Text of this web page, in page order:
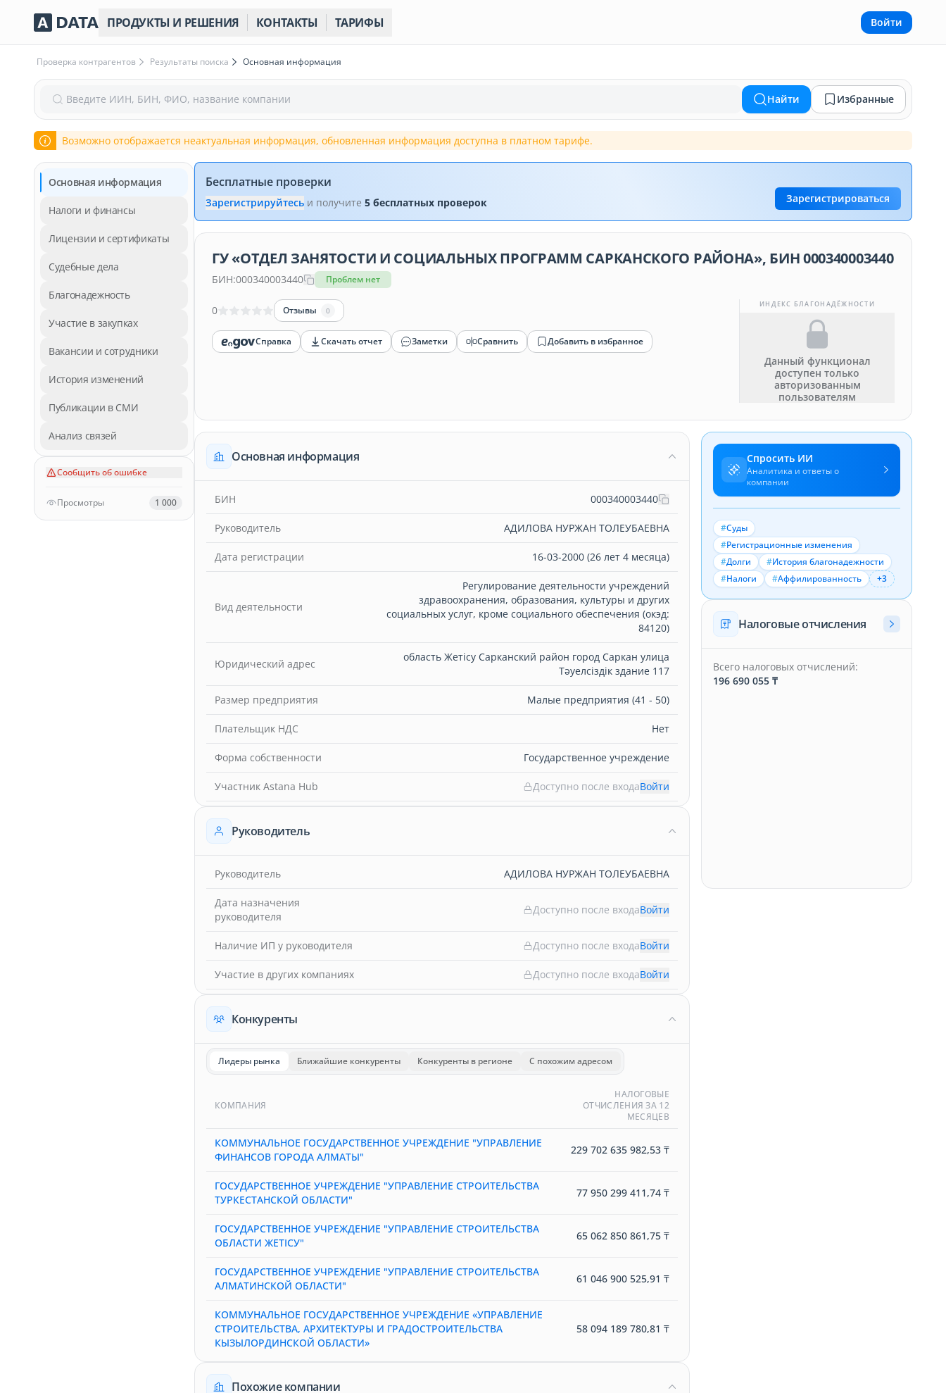
ПРОДУКТЫ И РЕШЕНИЯ КОНТАКТЫ ТАРИФЫ Войти
Проверка контрагентов Результаты поиска Основная информация
Введите ИИН, БИН, ФИО, название компании Найти Избранные
Возможно отображается неактуальная информация, обновленная информация доступна в платном тарифе.
Основная информация
Налоги и финансы
Лицензии и сертификаты
Судебные дела
Благонадежность
Участие в закупках
Вакансии и сотрудники
История изменений
Публикации в СМИ
Анализ связей
Сообщить об ошибке
Просмотры 1 000
Бесплатные проверки
Зарегистрируйтесь и получите 5 бесплатных проверок Зарегистрироваться
ГУ «ОТДЕЛ ЗАНЯТОСТИ И СОЦИАЛЬНЫХ ПРОГРАММ САРКАНСКОГО РАЙОНА», БИН 000340003440
БИН:000340003440 Проблем нет
0 Отзывы 0
Справка Скачать отчет Заметки Сравнить Добавить в избранное
ИНДЕКС БЛАГОНАДЁЖНОСТИ
Данный функционал
доступен только
авторизованным
пользователям
Основная информация
БИН 000340003440
Руководитель АДИЛОВА НУРЖАН ТОЛЕУБАЕВНА
Дата регистрации 16-03-2000 (26 лет 4 месяца)
Вид деятельности
Регулирование деятельности учреждений
здравоохранения, образования, культуры и других
социальных услуг, кроме социального обеспечения (окэд:
84120)
Юридический адрес
область Жетісу Сарканский район город Саркан улица
Тәуелсіздік здание 117
Размер предприятия Малые предприятия (41 - 50)
Плательщик НДС Нет
Форма собственности Государственное учреждение
Участник Astana Hub Доступно после входаВойти
Руководитель
Руководитель АДИЛОВА НУРЖАН ТОЛЕУБАЕВНА
Дата назначения
руководителя
Доступно после входаВойти
Наличие ИП у руководителя Доступно после входаВойти
Участие в других компаниях Доступно после входаВойти
Конкуренты
Лидеры рынка Ближайшие конкуренты Конкуренты в регионе С похожим адресом
КОМПАНИЯ
НАЛОГОВЫЕ
ОТЧИСЛЕНИЯ ЗА 12
МЕСЯЦЕВ
КОММУНАЛЬНОЕ ГОСУДАРСТВЕННОЕ УЧРЕЖДЕНИЕ "УПРАВЛЕНИЕ
ФИНАНСОВ ГОРОДА АЛМАТЫ"
229 702 635 982,53 ₸
ГОСУДАРСТВЕННОЕ УЧРЕЖДЕНИЕ "УПРАВЛЕНИЕ СТРОИТЕЛЬСТВА
ТУРКЕСТАНСКОЙ ОБЛАСТИ"
77 950 299 411,74 ₸
ГОСУДАРСТВЕННОЕ УЧРЕЖДЕНИЕ "УПРАВЛЕНИЕ СТРОИТЕЛЬСТВА
ОБЛАСТИ ЖЕТІСУ"
65 062 850 861,75 ₸
ГОСУДАРСТВЕННОЕ УЧРЕЖДЕНИЕ "УПРАВЛЕНИЕ СТРОИТЕЛЬСТВА
АЛМАТИНСКОЙ ОБЛАСТИ"
61 046 900 525,91 ₸
КОММУНАЛЬНОЕ ГОСУДАРСТВЕННОЕ УЧРЕЖДЕНИЕ «УПРАВЛЕНИЕ
СТРОИТЕЛЬСТВА, АРХИТЕКТУРЫ И ГРАДОСТРОИТЕЛЬСТВА
КЫЗЫЛОРДИНСКОЙ ОБЛАСТИ»
58 094 189 780,81 ₸
Похожие компании
Спросить ИИ
Аналитика и ответы о
компании
#Суды
#Регистрационные изменения
#Долги #История благонадежности
#Налоги #Аффилированность +3
Налоговые отчисления
Всего налоговых отчислений:
196 690 055 ₸